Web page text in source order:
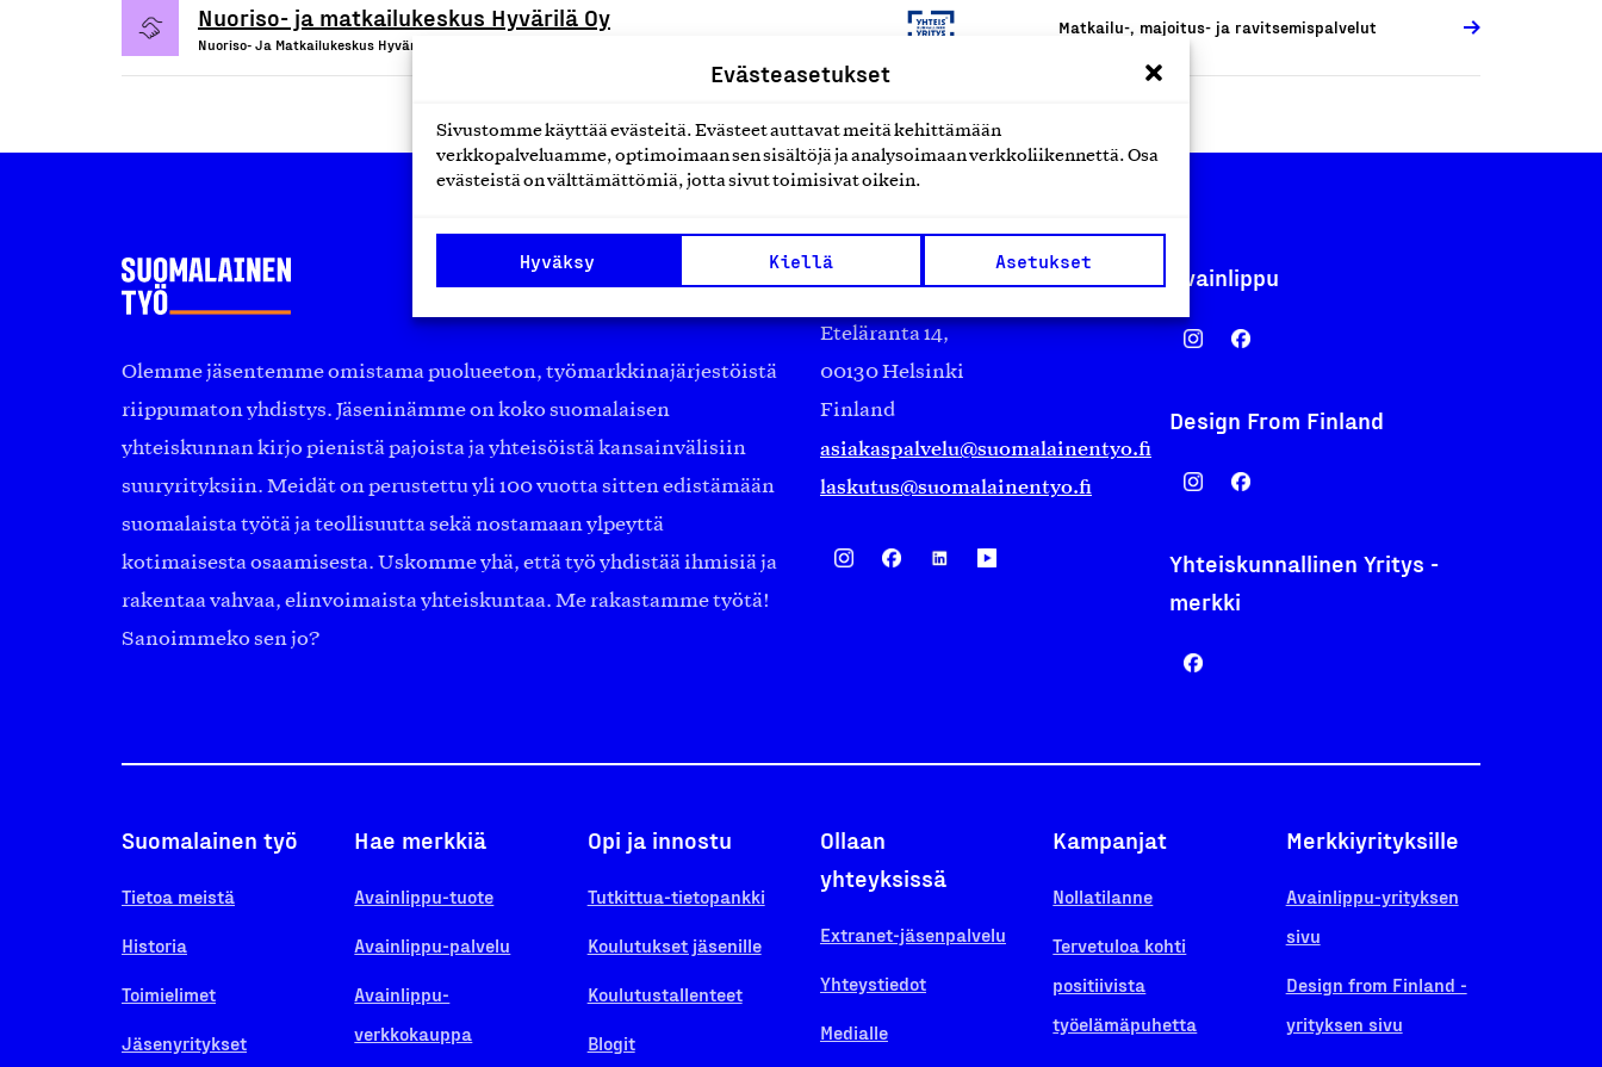
Evästeasetukset
Sivustomme käyttää evästeitä. Evästeet auttavat meitä kehittämään
verkkopalveluamme, optimoimaan sen sisältöjä ja analysoimaan verkkoliikennettä. Osa
evästeistä on välttämättömiä, jotta sivut toimisivat oikein.
Hyväksy Kiellä Asetukset
Nuoriso- ja matkailukeskus Hyvärilä Oy
Nuoriso- Ja Matkailukeskus Hyvärilä Oy, Palvelu
Matkailu-, majoitus- ja ravitsemispalvelut
Olemme jäsentemme omistama puolueeton, työmarkkinajärjestöistä
riippumaton yhdistys. Jäseninämme on koko suomalaisen
yhteiskunnan kirjo pienistä pajoista ja yhteisöistä kansainvälisiin
suuryrityksiin. Meidät on perustettu yli 100 vuotta sitten edistämään
suomalaista työtä ja teollisuutta sekä nostamaan ylpeyttä
kotimaisesta osaamisesta. Uskomme yhä, että työ yhdistää ihmisiä ja
rakentaa vahvaa, elinvoimaista yhteiskuntaa. Me rakastamme työtä!
Sanoimmeko sen jo?
Suomalainen työ ry
Eteläranta 14,
00130 Helsinki
Finland
asiakaspalvelu@suomalainentyo.fi
laskutus@suomalainentyo.fi
Avainlippu
Design From Finland
Yhteiskunnallinen Yritys -
merkki
Suomalainen työ
Tietoa meistä
Historia
Toimielimet
Jäsenyritykset
Hae merkkiä
Avainlippu-tuote
Avainlippu-palvelu
Avainlippu-
verkkokauppa
Opi ja innostu
Tutkittua-tietopankki
Koulutukset jäsenille
Koulutustallenteet
Blogit
Ollaan
yhteyksissä
Extranet-jäsenpalvelu
Yhteystiedot
Medialle
Kampanjat
Nollatilanne
Tervetuloa kohti
positiivista
työelämäpuhetta
Merkkiyrityksille
Avainlippu-yrityksen
sivu
Design from Finland -
yrityksen sivu